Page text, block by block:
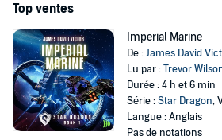
Top ventes
Imperial Marine
De :James David
Lu par :Trevor
Durée : 4 h et 6 min
Série :Star Dragon,
Langue : Anglais
Pas de notations